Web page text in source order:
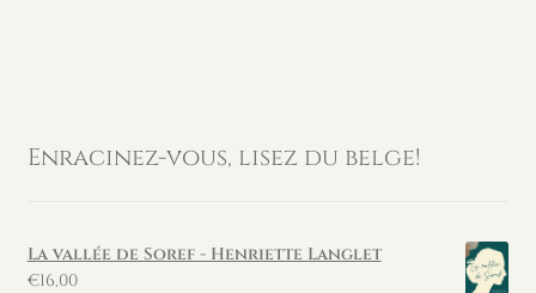
Enracinez-vous, lisez du belge!
La vallée de Soref - Henriette Langlet
€16,00